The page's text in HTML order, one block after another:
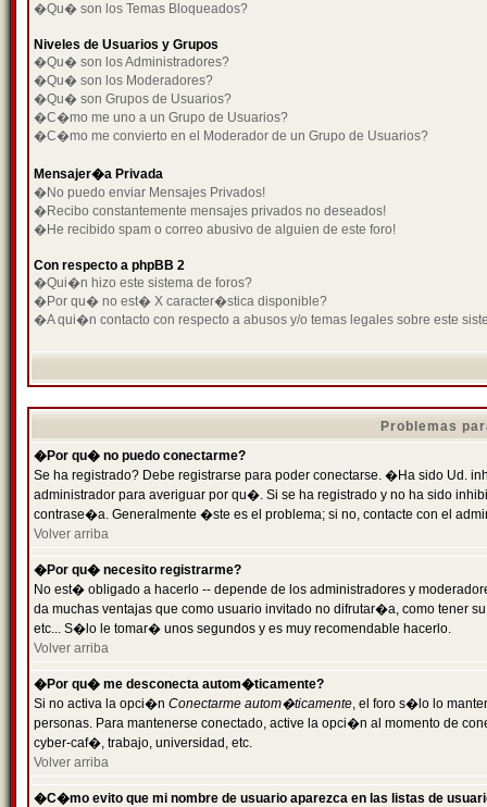
�Qu� son los Temas Bloqueados?
Niveles de Usuarios y Grupos
�Qu� son los Administradores?
�Qu� son los Moderadores?
�Qu� son Grupos de Usuarios?
�C�mo me uno a un Grupo de Usuarios?
�C�mo me convierto en el Moderador de un Grupo de Usuarios?
Mensajer�a Privada
�No puedo enviar Mensajes Privados!
�Recibo constantemente mensajes privados no deseados!
�He recibido spam o correo abusivo de alguien de este foro!
Con respecto a phpBB 2
�Qui�n hizo este sistema de foros?
�Por qu� no est� X caracter�stica disponible?
�A qui�n contacto con respecto a abusos y/o temas legales sobre este
Problemas
�Por qu� no puedo conectarme?
Se ha registrado? Debe registrarse para poder conectarse. �Ha sido Ud.
administrador para averiguar por qu�. Si se ha registrado y no ha sido
contrase�a. Generalmente �ste es el problema; si no, contacte con el
Volver arriba
�Por qu� necesito registrarme?
No est� obligado a hacerlo -- depende de los administradores y
da muchas ventajas que como usuario invitado no difrutar�a, como tener
etc... S�lo le tomar� unos segundos y es muy recomendable hacerlo.
Volver arriba
�Por qu� me desconecta autom�ticamente?
Si no activa la opci�n Conectarme autom�ticamente, el foro s�lo lo
personas. Para mantenerse conectado, active la opci�n al momento de
cyber-caf�, trabajo, universidad, etc.
Volver arriba
�C�mo evito que mi nombre de usuario aparezca en las listas de